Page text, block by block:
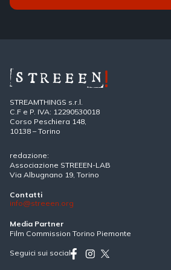
STREAMTHINGS s.r.l.
C.F e P. IVA: 12290530018
Corso Peschiera 148,
10138 – Torino
redazione:
Associazione STREEEN-LAB
Via Albugnano 19, Torino
Contatti
info@streeen.org
Media Partner
Film Commission Torino Piemonte
Seguici sui social